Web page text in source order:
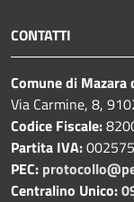
CONTATTI
Comune di Mazara
Via Carmine, 8,
Codice Fiscale:
Partita IVA:
PEC:
Centralino Unico: